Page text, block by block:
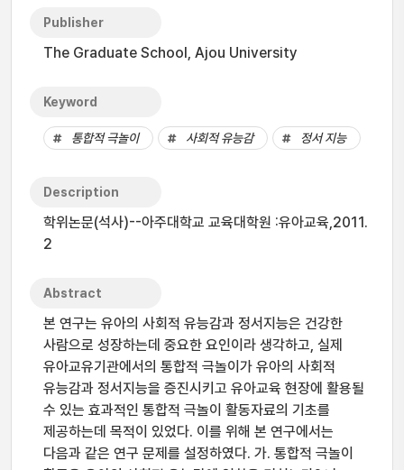
Publisher
The Graduate School, Ajou University
Keyword
통합적 극놀이 사회적 유능감 정서 지능
Description
학위논문(석사)--아주대학교 교육대학원 :유아교육,2011.
2
Abstract
본 연구는 유아의 사회적 유능감과 정서지능은 건강한
사람으로 성장하는데 중요한 요인이라 생각하고, 실제
유아교유기관에서의 통합적 극놀이가 유아의 사회적
유능감과 정서지능을 증진시키고 유아교육 현장에 활용될
수 있는 효과적인 통합적 극놀이 활동자료의 기초를
제공하는데 목적이 있었다. 이를 위해 본 연구에서는
다음과 같은 연구 문제를 설정하였다. 가. 통합적 극놀이